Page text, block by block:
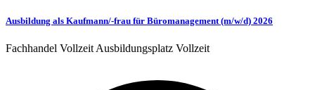
Ausbildung als Kaufmann/-frau für Büromanagement (m/w/d) 2026
Fachhandel Vollzeit Ausbildungsplatz Vollzeit